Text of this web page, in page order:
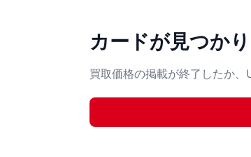
カードが見つか
買取価格の掲載が終了したか、